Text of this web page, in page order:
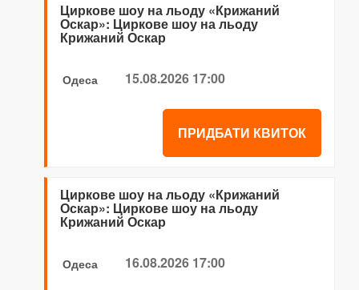
Циркове шоу на льоду «Крижаний
Оскар»: Циркове шоу на льоду
Крижаний Оскар
Одеса 15.08.2026 17:00
ПРИДБАТИ КВИТОК
Циркове шоу на льоду «Крижаний
Оскар»: Циркове шоу на льоду
Крижаний Оскар
Одеса 16.08.2026 17:00